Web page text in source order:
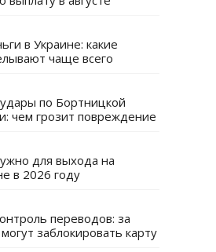
в Украине: какие
чаще всего
по Бортницкой
чем грозит повреждение
для выхода на
в 2026 году
переводов: за
заблокировать карту